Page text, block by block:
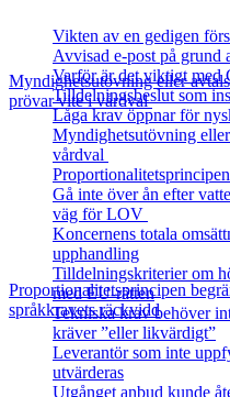
Myndighetsutövning eller
prövar vite i vårdval
Proportionalitetsprincipen
språkkravets räckvidd
Vikten av en gedigen
Avvisad e-post på
Varför är det viktigt med
Tilldelningsbeslut som
Låga krav öppnar för
Myndighetsutövning
vårdval
Gå inte över ån efter
väg för LOV
Koncernens totala
upphandling
Tilldelningskriterier om
med EU‑rätten
Tekniska krav behöver
kräver ”eller likvärdigt”
Leverantör som inte
utvärderas
Utgånget anbud kunde